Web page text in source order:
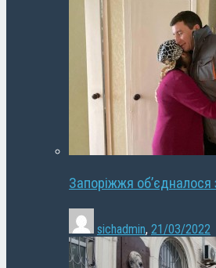
Запоріжжя
sichadmin, 21/03/2022